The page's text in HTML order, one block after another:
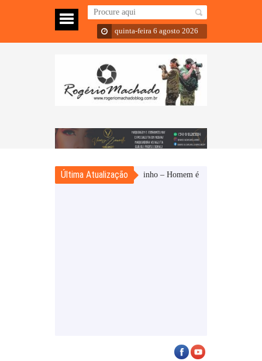
quinta-feira 6 agosto 2026
Última Atualização
Carazinho – Homem é preso por estelionato